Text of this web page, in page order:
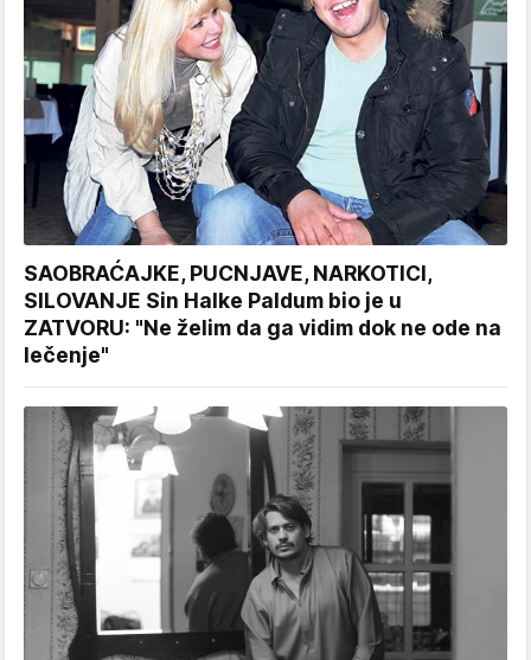
SAOBRAĆAJKE, PUCNJAVE, NARKOTICI,
SILOVANJE Sin Halke Paldum bio je u
ZATVORU: "Ne želim da ga vidim dok ne ode na
lečenje"